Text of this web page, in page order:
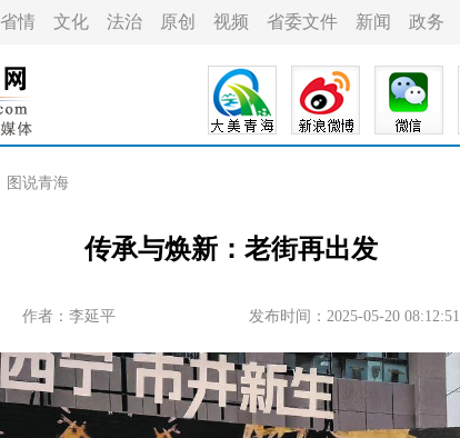
省情 文化 法治 原创 视频 省委文件 新闻 政务
图说青海
传承与焕新：老街再出发
作者： 李延平 发布时间：2025-05-20 08:12:51